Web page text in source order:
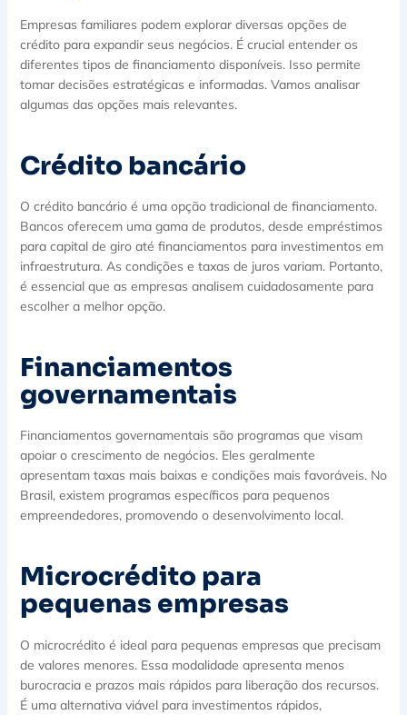
Empresas familiares podem explorar diversas opções de
crédito para expandir seus negócios. É crucial entender os
diferentes tipos de financiamento disponíveis. Isso permite
tomar decisões estratégicas e informadas. Vamos analisar
algumas das opções mais relevantes.
Crédito bancário
O crédito bancário é uma opção tradicional de financiamento.
Bancos oferecem uma gama de produtos, desde empréstimos
para capital de giro até financiamentos para investimentos em
infraestrutura. As condições e taxas de juros variam. Portanto,
é essencial que as empresas analisem cuidadosamente para
escolher a melhor opção.
Financiamentos
governamentais
Financiamentos governamentais são programas que visam
apoiar o crescimento de negócios. Eles geralmente
apresentam taxas mais baixas e condições mais favoráveis. No
Brasil, existem programas específicos para pequenos
empreendedores, promovendo o desenvolvimento local.
Microcrédito para
pequenas empresas
O microcrédito é ideal para pequenas empresas que precisam
de valores menores. Essa modalidade apresenta menos
burocracia e prazos mais rápidos para liberação dos recursos.
É uma alternativa viável para investimentos rápidos,